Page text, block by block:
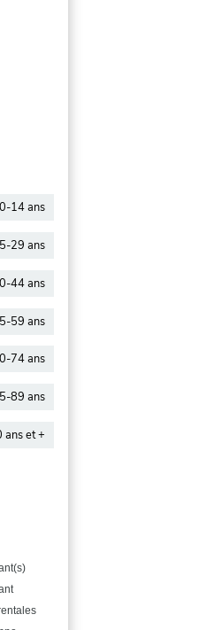
14 ans
29 ans
44 ans
59 ans
74 ans
89 ans
ans et +